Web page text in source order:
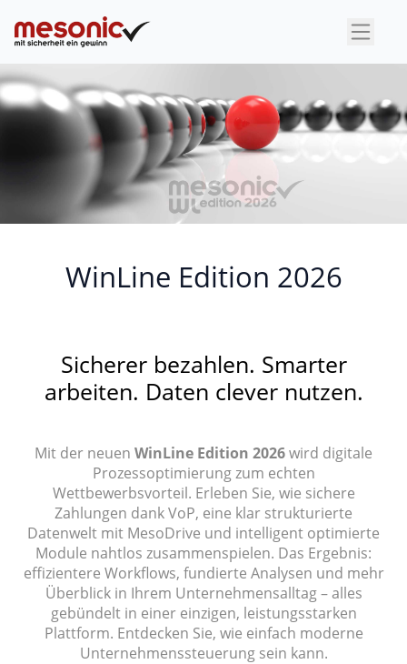
×
WinLine Edition 2026
Sicherer bezahlen. Smarter
arbeiten. Daten clever nutzen.
Mit der neuen WinLine Edition 2026wird digitale
Prozessoptimierung zum echten
Wettbewerbsvorteil. Erleben Sie, wie sichere
Zahlungen dank VoP, eine klar strukturierte
Datenwelt mit MesoDrive und intelligent optimierte
Module nahtlos zusammenspielen. Das Ergebnis:
effizientere Workflows, fundierte Analysen und mehr
Überblick in Ihrem Unternehmensalltag – alles
gebündelt in einer einzigen, leistungsstarken
Plattform. Entdecken Sie, wie einfach moderne
Unternehmenssteuerung sein kann.